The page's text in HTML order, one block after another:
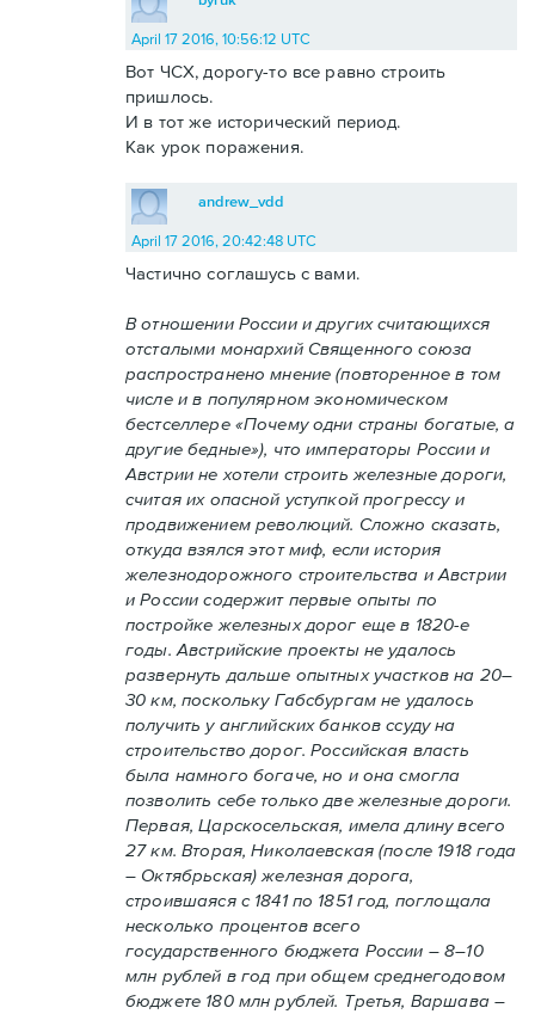
April 17 2016, 10:56:12 UTC
Вот ЧСХ, дорогу-то все равно строить
пришлось.
И в тот же исторический период.
Как урок поражения.
andrew_vdd
April 17 2016, 20:42:48 UTC
Частично соглашусь с вами.
В отношении России и других считающихся
отсталыми монархий Священного союза
распространено мнение (повторенное в том
числе и в популярном экономическом
бестселлере «Почему одни страны богатые, а
другие бедные»), что императоры России и
Австрии не хотели строить железные дороги,
считая их опасной уступкой прогрессу и
продвижением революций. Сложно сказать,
откуда взялся этот миф, если история
железнодорожного строительства и Австрии
и России содержит первые опыты по
постройке железных дорог еще в 1820-е
годы. Австрийские проекты не удалось
развернуть дальше опытных участков на 20–
30 км, поскольку Габсбургам не удалось
получить у английских банков ссуду на
строительство дорог. Российская власть
была намного богаче, но и она смогла
позволить себе только две железные дороги.
Первая, Царскосельская, имела длину всего
27 км. Вторая, Николаевская (после 1918 года
– Октябрьская) железная дорога,
строившаяся с 1841 по 1851 год, поглощала
несколько процентов всего
государственного бюджета России – 8–10
млн рублей в год при общем среднегодовом
бюджете 180 млн рублей. Третья, Варшава –